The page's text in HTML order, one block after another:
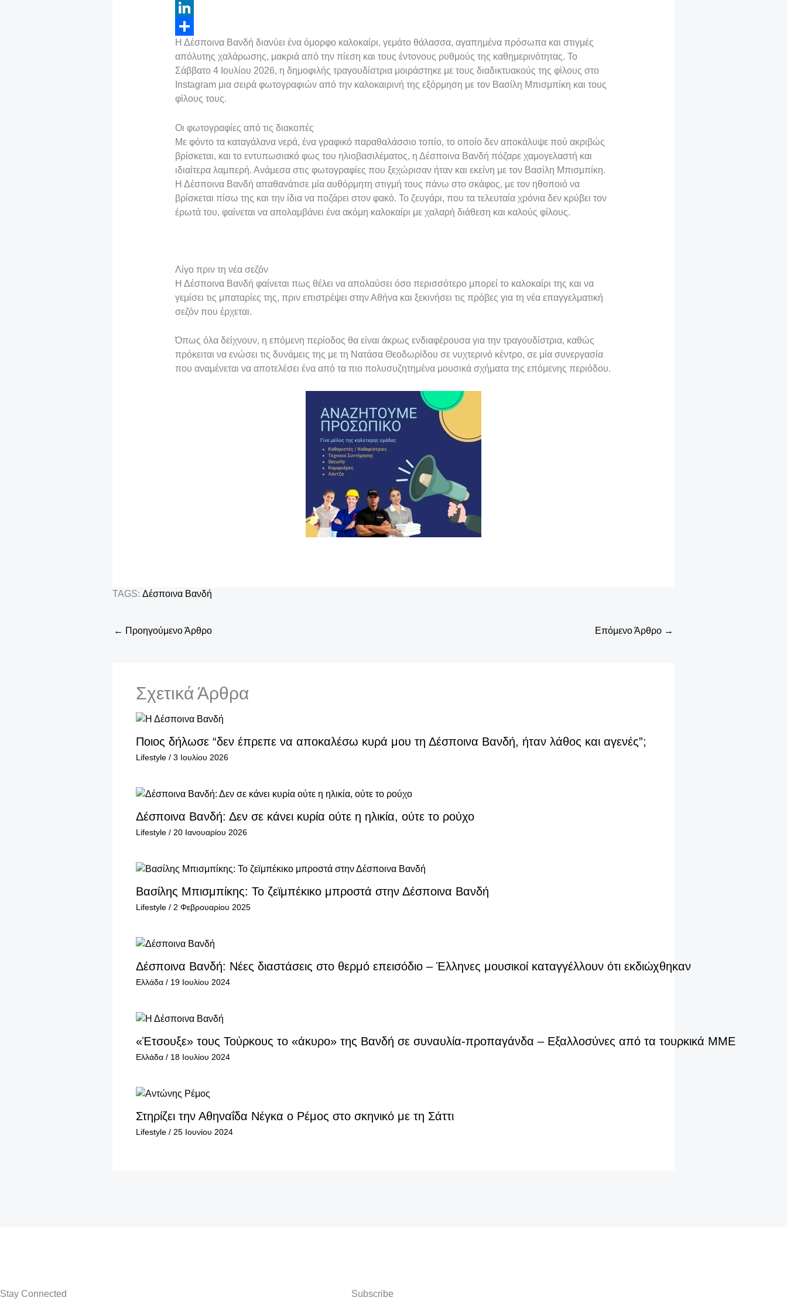
c
e
b
o
k
w
t
e
r
E
m
a
l
L
i
k
e
I
n
Μ
ι
ρ
σ
τ
ε
ί
τ
Η Δέσποινα Βανδή διανύει ένα όμορφο καλοκαίρι, γεμάτο θάλασσα, αγαπημένα πρόσωπα και στιγμές
απόλυτης χαλάρωσης, μακριά από την πίεση και τους έντονους ρυθμούς της καθημερινότητας. Το
Σάββατο 4 Ιουλίου 2026, η δημοφιλής τραγουδίστρια μοιράστηκε με τους διαδικτυακούς της φίλους στο
Instagram μια σειρά φωτογραφιών από την καλοκαιρινή της εξόρμηση με τον Βασίλη Μπισμπίκη και τους
φίλους τους.
Οι φωτογραφίες από τις διακοπές
Με φόντο τα καταγάλανα νερά, ένα γραφικό παραθαλάσσιο τοπίο, το οποίο δεν αποκάλυψε πού ακριβώς
βρίσκεται, και το εντυπωσιακό φως του ηλιοβασιλέματος, η Δέσποινα Βανδή πόζαρε χαμογελαστή και
ιδιαίτερα λαμπερή. Ανάμεσα στις φωτογραφίες που ξεχώρισαν ήταν και εκείνη με τον Βασίλη Μπισμπίκη.
Η Δέσποινα Βανδή απαθανάτισε μία αυθόρμητη στιγμή τους πάνω στο σκάφος, με τον ηθοποιό να
βρίσκεται πίσω της και την ίδια να ποζάρει στον φακό. Το ζευγάρι, που τα τελευταία χρόνια δεν κρύβει τον
έρωτά του, φαίνεται να απολαμβάνει ένα ακόμη καλοκαίρι με χαλαρή διάθεση και καλούς φίλους.
Λίγο πριν τη νέα σεζόν
Η Δέσποινα Βανδή φαίνεται πως θέλει να απολαύσει όσο περισσότερο μπορεί το καλοκαίρι της και να
γεμίσει τις μπαταρίες της, πριν επιστρέψει στην Αθήνα και ξεκινήσει τις πρόβες για τη νέα επαγγελματική
σεζόν που έρχεται.
Όπως όλα δείχνουν, η επόμενη περίοδος θα είναι άκρως ενδιαφέρουσα για την τραγουδίστρια, καθώς
πρόκειται να ενώσει τις δυνάμεις της με τη Νατάσα Θεοδωρίδου σε νυχτερινό κέντρο, σε μία συνεργασία
που αναμένεται να αποτελέσει ένα από τα πιο πολυσυζητημένα μουσικά σχήματα της επόμενης περιόδου.
TAGS: Δέσποινα Βανδή
← Προηγούμενο Άρθρο Επόμενο Άρθρο →
Σχετικά Άρθρα
Ποιος δήλωσε “δεν έπρεπε να αποκαλέσω κυρά μου τη Δέσποινα Βανδή, ήταν λάθος και αγενές”;
Lifestyle / 3 Ιουλίου 2026
Δέσποινα Βανδή: Δεν σε κάνει κυρία ούτε η ηλικία, ούτε το ρούχο
Lifestyle / 20 Ιανουαρίου 2026
Βασίλης Μπισμπίκης: Το ζεϊμπέκικο μπροστά στην Δέσποινα Βανδή
Lifestyle / 2 Φεβρουαρίου 2025
Δέσποινα Βανδή: Νέες διαστάσεις στο θερμό επεισόδιο – Έλληνες μουσικοί καταγγέλλουν ότι εκδιώχθηκαν
Ελλάδα / 19 Ιουλίου 2024
«Έτσουξε» τους Τούρκους το «άκυρο» της Βανδή σε συναυλία-προπαγάνδα – Εξαλλοσύνες από τα τουρκικά ΜΜΕ
Ελλάδα / 18 Ιουλίου 2024
Στηρίζει την Αθηναΐδα Νέγκα ο Ρέμος στο σκηνικό με τη Σάττι
Lifestyle / 25 Ιουνίου 2024
Stay Connected Subscribe